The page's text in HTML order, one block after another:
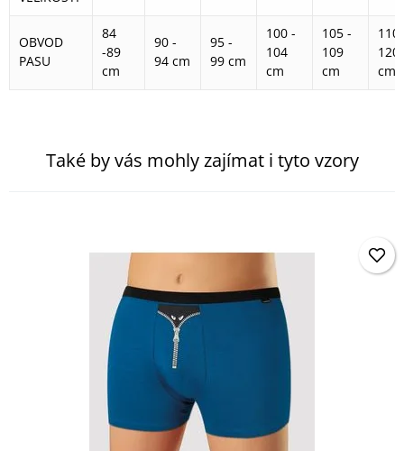
OBVOD
PASU
84
-89
cm
90 -
94 cm
95 -
99 cm
100 -
104
cm
105 -
109
cm
110
120
cm
Také by vás mohly zajímat i tyto vzory